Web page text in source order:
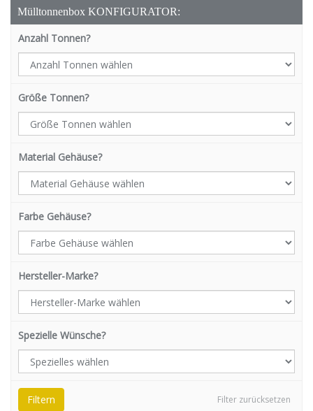
Mülltonnenbox KONFIGURATOR:
Anzahl Tonnen?
Größe Tonnen?
Material Gehäuse?
Farbe Gehäuse?
Hersteller-Marke?
Spezielle Wünsche?
Filter zurücksetzen
Filtern